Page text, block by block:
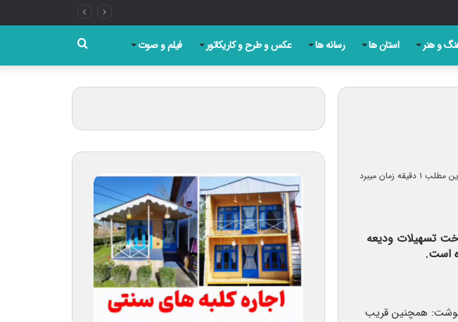
و هنر استان ها رسانه ها عکس و طرح و کاریکاتور فیلم و صوت
برای
زمان میبرد
شده برای پرداخت تسهیلات ودیعه
همچنین قریب